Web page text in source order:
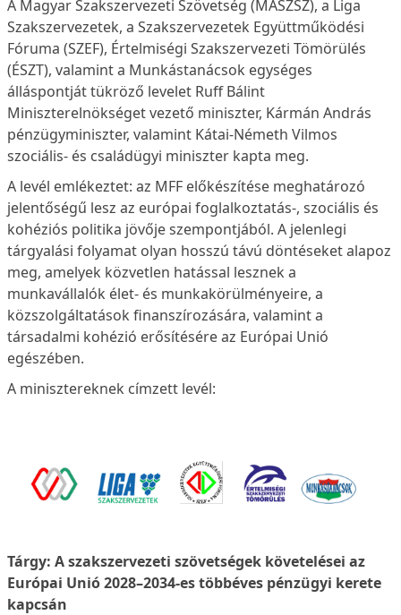
A Magyar Szakszervezeti Szövetség (MASZSZ), a Liga
Szakszervezetek, a Szakszervezetek Együttműködési
Fóruma (SZEF), Értelmiségi Szakszervezeti Tömörülés
(ÉSZT), valamint a Munkástanácsok egységes
álláspontját tükröző levelet Ruff Bálint
Miniszterelnökséget vezető miniszter, Kármán András
pénzügyminiszter, valamint Kátai-Németh Vilmos
szociális- és családügyi miniszter kapta meg.
A levél emlékeztet: az MFF előkészítése meghatározó
jelentőségű lesz az európai foglalkoztatás-, szociális és
kohéziós politika jövője szempontjából. A jelenlegi
tárgyalási folyamat olyan hosszú távú döntéseket alapoz
meg, amelyek közvetlen hatással lesznek a
munkavállalók élet- és munkakörülményeire, a
közszolgáltatások finanszírozására, valamint a
társadalmi kohézió erősítésére az Európai Unió
egészében.
A minisztereknek címzett levél:
Tárgy: A szakszervezeti szövetségek követelései az
Európai Unió 2028–2034-es többéves pénzügyi kerete
kapcsán